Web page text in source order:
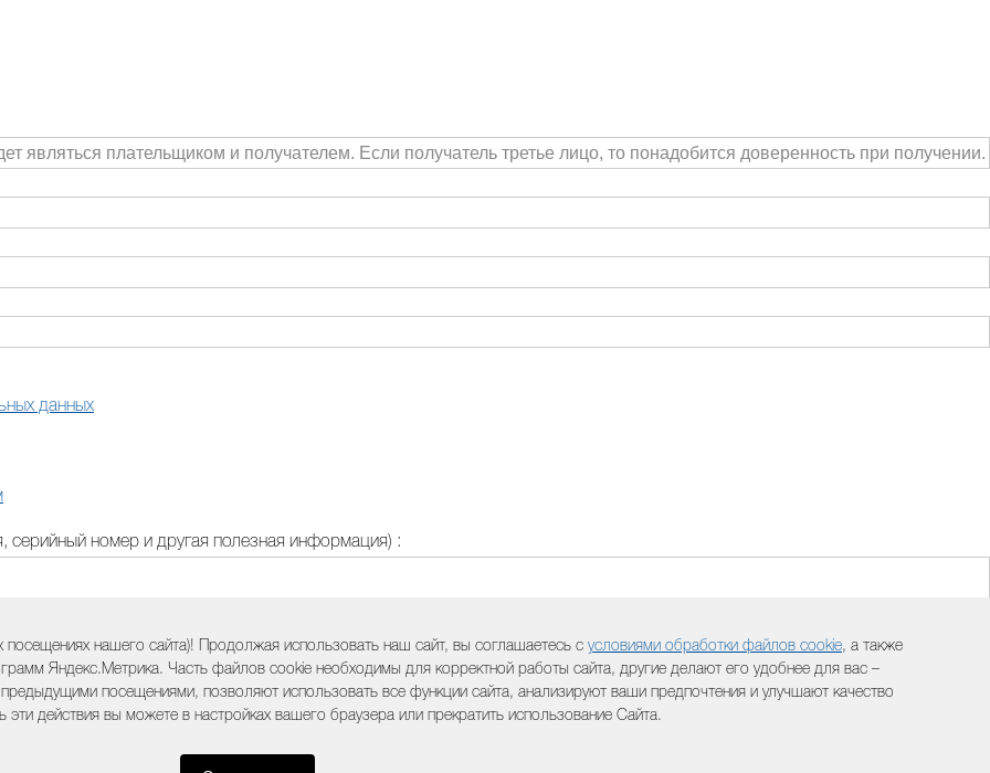
нашего сайта)! Продолжая использовать наш сайт, вы соглашаетесь с условиями обработки файлов cookie, а также
Яндекс.Метрика. Часть файлов cookie необходимы для корректной работы сайта, другие делают его удобнее для вас –
посещениями, позволяют использовать все функции сайта, анализируют ваши предпочтения и улучшают качество
эти действия вы можете в настройках вашего браузера или прекратить использование Сайта.
данных
серийный номер и другая полезная информация) :